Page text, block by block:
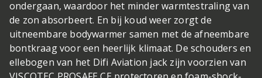
ondergaan, waardoor het minder warmtestraling van
de zon absorbeert. En bij koud weer zorgt de
uitneembare bodywarmer samen met de afneembare
bontkraag voor een heerlijk klimaat. De schouders en
ellebogen van het Difi Aviation jack zijn voorzien van